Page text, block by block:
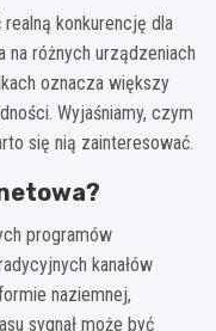
konkurencję dla
na różnych urządzeniach
oznacza większy
Wyjaśniamy, czym
się nią zainteresować.
programów
kanałów
naziemnej,
sygnał może być